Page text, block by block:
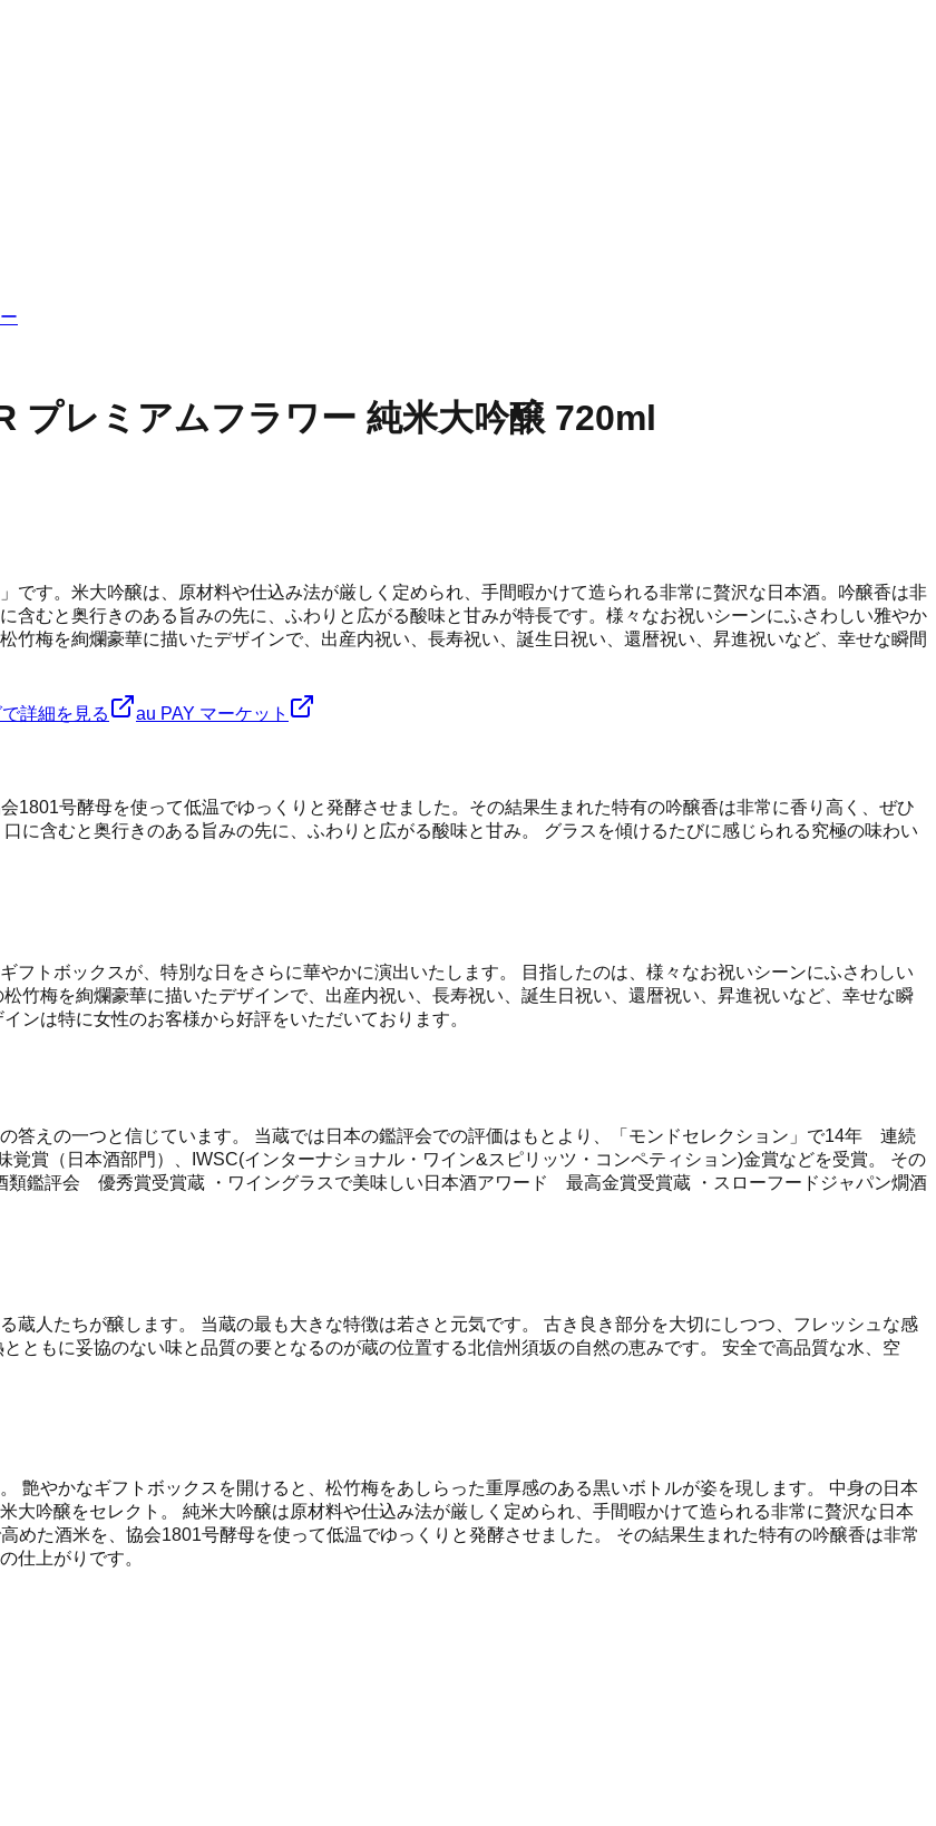
プレミアムフラワー 純米大吟醸 720ml
です。米大吟醸は、原材料や仕込み法が厳しく定められ、手間暇かけて造られる非常に贅沢な日本酒。吟醸香は非
含むと奥行きのある旨みの先に、ふわりと広がる酸味と甘みが特長です。様々なお祝いシーンにふさわしい雅やか
竹梅を絢爛豪華に描いたデザインで、出産内祝い、長寿祝い、誕生日祝い、還暦祝い、昇進祝いなど、幸せな瞬間
詳細を見る au PAY マーケット
1801号酵母を使って低温でゆっくりと発酵させました。その結果生まれた特有の吟醸香は非常に香り高く、ぜひ
に含むと奥行きのある旨みの先に、ふわりと広がる酸味と甘み。 グラスを傾けるたびに感じられる究極の味わい
フトボックスが、特別な日をさらに華やかに演出いたします。 目指したのは、様々なお祝いシーンにふさわしい
竹梅を絢爛豪華に描いたデザインで、出産内祝い、長寿祝い、誕生日祝い、還暦祝い、昇進祝いなど、幸せな瞬
ンは特に女性のお客様から好評をいただいております。
答えの一つと信じています。 当蔵では日本の鑑評会での評価はもとより、「モンドセレクション」で14年 連続
（日本酒部門）、IWSC(インターナショナル・ワイン&スピリッツ・コンペティション)金賞などを受賞。 その
鑑評会 優秀賞受賞蔵 ・ワイングラスで美味しい日本酒アワード 最高金賞受賞蔵 ・スローフードジャパン燗酒
蔵人たちが醸します。 当蔵の最も大きな特徴は若さと元気です。 古き良き部分を大切にしつつ、フレッシュな感
ともに妥協のない味と品質の要となるのが蔵の位置する北信州須坂の自然の恵みです。 安全で高品質な水、空
艶やかなギフトボックスを開けると、松竹梅をあしらった重厚感のある黒いボトルが姿を現します。 中身の日本
大吟醸をセレクト。 純米大吟醸は原材料や仕込み法が厳しく定められ、手間暇かけて造られる非常に贅沢な日本
めた酒米を、協会1801号酵母を使って低温でゆっくりと発酵させました。 その結果生まれた特有の吟醸香は非常
仕上がりです。